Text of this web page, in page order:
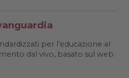
per l’educazione al
dal vivo, basato sul web